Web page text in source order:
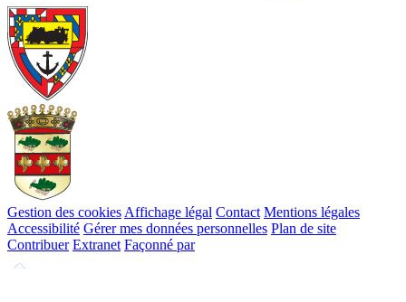
Gestion des cookies Affichage légal Contact Mentions légales
Accessibilité Gérer mes données personnelles Plan de site
Contribuer Extranet Façonné par